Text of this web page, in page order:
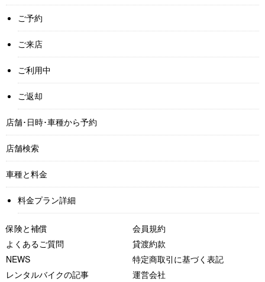
ご予約
ご来店
ご利用中
ご返却
店舗･日時･車種から予約
店舗検索
車種と料金
料金プラン詳細
保険と補償
よくあるご質問
NEWS
レンタルバイクの記事
会員規約
貸渡約款
特定商取引に基づく表記
運営会社